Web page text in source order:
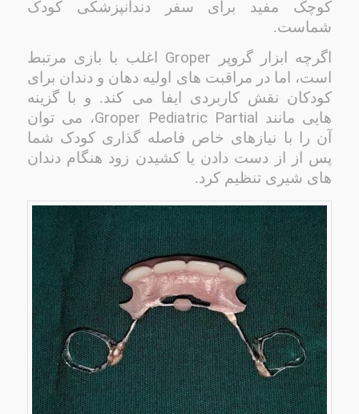
کوچک مفید برای سفر دندانپزشکی کودک
شماست.
اگرچه ابزار گروپر Groper اغلب با بازی مرتبط
است، اما در مراقبت های اولیه دهان و دندان برای
کودکان نقش کاربردی ایفا می کند. و با گزینه
هایی مانند Groper Pediatric Partial، می توان
آن را با نیازهای خاص فاصله گذاری کودک شما
پس از از دست دادن یا کشیدن زود هنگام دندان
های شیری تنظیم کرد.